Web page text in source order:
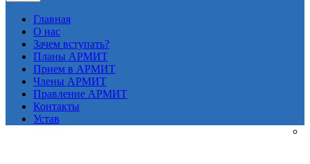
Главная
О нас
Зачем вступать?
Планы АРМИТ
Прием в АРМИТ
Члены АРМИТ
Правление АРМИТ
Контакты
Устав